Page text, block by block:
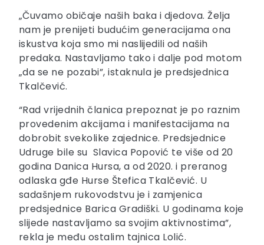
„Čuvamo običaje naših baka i djedova. Želja
nam je prenijeti budućim generacijama ona
iskustva koja smo mi naslijedili od naših
predaka. Nastavljamo tako i dalje pod motom
„da se ne pozabi”, istaknula je predsjednica
Tkalčević.
“Rad vrijednih članica prepoznat je po raznim
provedenim akcijama i manifestacijama na
dobrobit svekolike zajednice. Predsjednice
Udruge bile su Slavica Popović te više od 20
godina Danica Hursa, a od 2020. i preranog
odlaska gđe Hurse Štefica Tkalčević. U
sadašnjem rukovodstvu je i zamjenica
predsjednice Barica Gradiški. U godinama koje
slijede nastavljamo sa svojim aktivnostima”,
rekla je među ostalim tajnica Lolić.